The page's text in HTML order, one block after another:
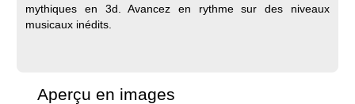
mythiques en 3d. Avancez en rythme sur des niveaux
musicaux inédits.
Aperçu en images